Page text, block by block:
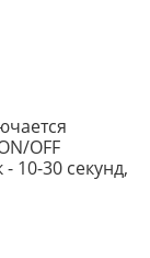
OFF
10-30 секунд,